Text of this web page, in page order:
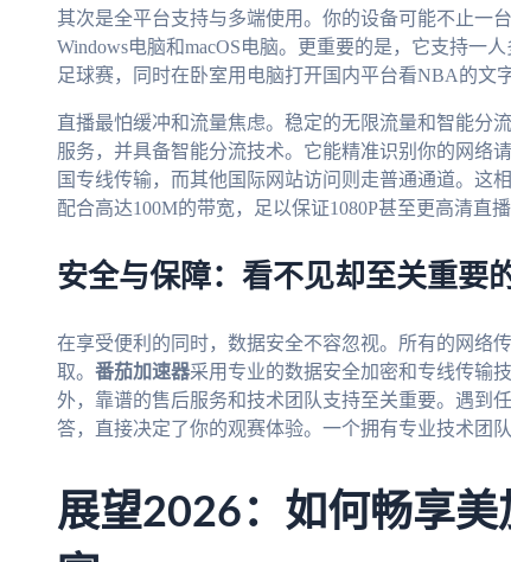
其次是全平台支持与多端使用。你的设备可能不止一台
Windows电脑和macOS电脑。更重要的是，它支持一
足球赛，同时在卧室用电脑打开国内平台看NBA的文
直播最怕缓冲和流量焦虑。稳定的无限流量和智能分流
服务，并具备智能分流技术。它能精准识别你的网络
国专线传输，而其他国际网站访问则走普通通道。这
配合高达100M的带宽，足以保证1080P甚至更高清直播
安全与保障：看不见却至关重要
在享受便利的同时，数据安全不容忽视。所有的网络
取。 番茄加速器采用专业的数据安全加密和专线传输
外，靠谱的售后服务和技术团队支持至关重要。遇到
答，直接决定了你的观赛体验。一个拥有专业技术团
展望2026：如何畅享